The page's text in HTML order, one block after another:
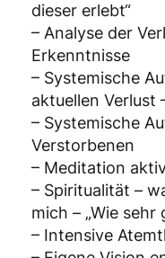
dieser erlebt“
– Analyse der
Erkenntnisse
– Systemische
aktuellen Verlust
– Systemische
Verstorbenen
– Meditation
– Spiritualität –
mich – „Wie sehr
– Intensive